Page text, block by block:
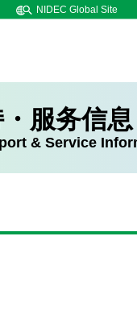
NIDEC Global Site
服务信息
& Service